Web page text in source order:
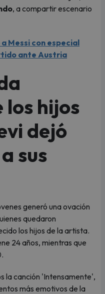
, a compartir escenario
Messi con especial
ante Austria
hijos
dejó
sus
generó una ovación
quedaron
los hijos de la artista.
24 años, mientras que
la canción 'Intensamente',
más emotivos de la